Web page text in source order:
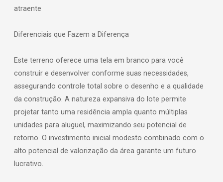
atraente
Diferenciais que Fazem a Diferença
Este terreno oferece uma tela em branco para você
construir e desenvolver conforme suas necessidades,
assegurando controle total sobre o desenho e a qualidade
da construção. A natureza expansiva do lote permite
projetar tanto uma residência ampla quanto múltiplas
unidades para aluguel, maximizando seu potencial de
retorno. O investimento inicial modesto combinado com o
alto potencial de valorização da área garante um futuro
lucrativo.